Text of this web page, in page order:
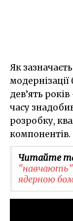
Як
дев’ять
часу
розробку,
компонентів.
Читайте
ядерною